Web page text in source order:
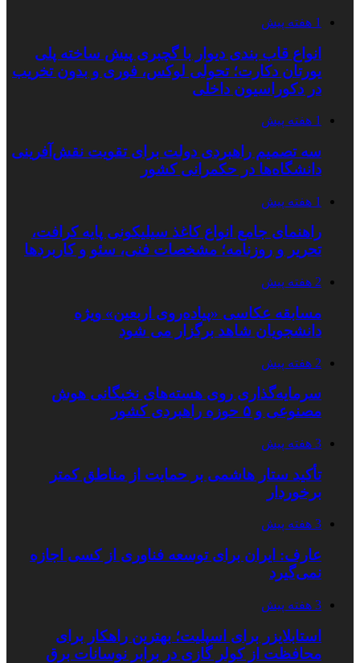
1 هفته پیش
انواع قاب بندی دیوار با گچبری پیش ساخته پلی
یورتان دکارت؛ تحولی لوکس، فوری و بدون تخریب
در دکوراسیون داخلی
1 هفته پیش
سه تصمیم راهبردی دولت برای تقویت نقش‌آفرینی
دانشگاه‌ها در حکمرانی کشور
1 هفته پیش
راهنمای جامع انواع کاغذ سیلیکونی پایه کرافت،
تحریر و روزنامه؛ مشخصات فنی، سئو و کاربردها
2 هفته پیش
مسابقه عکاسی «پیاده‌روی اربعین» ویژه
دانشجویان شاهد برگزار می شود
2 هفته پیش
سرمایه‌گذاری روی هسته‌های نخبگانی هوش
مصنوعی و ۵ حوزه راهبردی کشور
3 هفته پیش
تأکید ستار هاشمی بر حمایت از مناطق کمتر
برخوردار
3 هفته پیش
عارف: ایران برای توسعه فناوری از کسی اجازه
نمی‌گیرد
3 هفته پیش
استابلایزر برای اسپلیت؛ بهترین راهکار برای
محافظت از کولر گازی در برابر نوسانات برق